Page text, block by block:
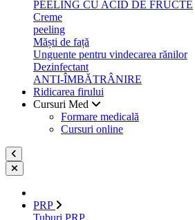
PEELING CU ACID DE FRUCTE
Creme
peeling
Măști de față
Unguente pentru vindecarea rănilor
Dezinfectant
ANTI-ÎMBĂTRÂNIRE
Ridicarea firului
Cursuri Med
Formare medicală
Cursuri online
PRP
Tuburi PRP